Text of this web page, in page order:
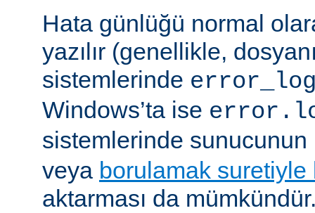
Hata günlüğü normal
yazılır (genellikle,
sistemlerinde
Windows’ta ise
sistemlerinde sunucunun
veya borulamak
aktarması da